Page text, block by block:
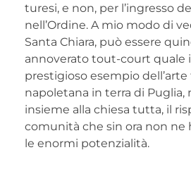
turesi, e non, per l’ingresso
nell’Ordine. A mio modo di
Santa Chiara, può essere
annoverato tout-court quale
prestigioso esempio
napoletana in terra di Puglia,
insieme alla chiesa tutta, il
comunità che sin ora non ne
le enormi potenzialità.